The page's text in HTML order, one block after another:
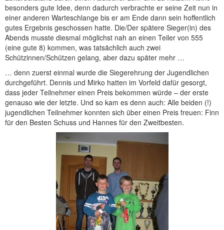
besonders gute Idee, denn dadurch verbrachte er seine Zeit nun in
einer anderen Warteschlange bis er am Ende dann sein hoffentlich
gutes Ergebnis geschossen hatte. Die/Der spätere Sieger(in) des
Abends musste diesmal möglichst nah an einen Teiler von 555
(eine gute 8) kommen, was tatsächlich auch zwei
Schützinnen/Schützen gelang, aber dazu später mehr …
… denn zuerst einmal wurde die Siegerehrung der Jugendlichen
durchgeführt. Dennis und Mirko hatten im Vorfeld dafür gesorgt,
dass jeder Teilnehmer einen Preis bekommen würde – der erste
genauso wie der letzte. Und so kam es denn auch: Alle beiden (!)
jugendlichen Teilnehmer konnten sich über einen Preis freuen: Finn
für den Besten Schuss und Hannes für den Zweitbesten.